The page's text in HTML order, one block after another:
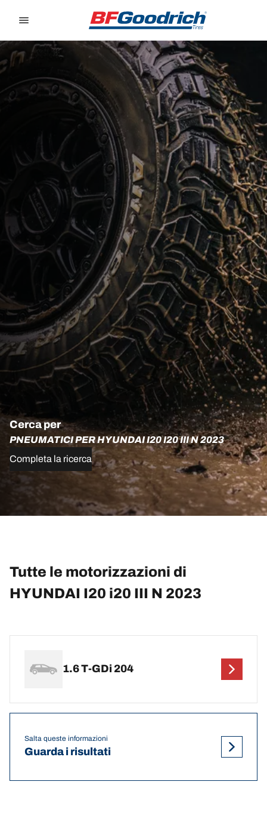
Cerca per
PNEUMATICI PER HYUNDAI I20 I20 III N 2023
Completa la ricerca
Tutte le motorizzazioni di
HYUNDAI I20 i20 III N 2023
1.6 T-GDi 204
Salta queste informazioni
Guarda i risultati